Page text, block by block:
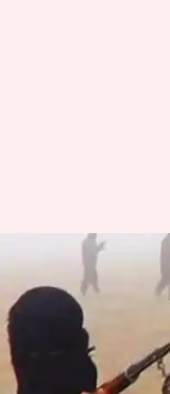
बालाकोट
मुकुल तोमर Jul